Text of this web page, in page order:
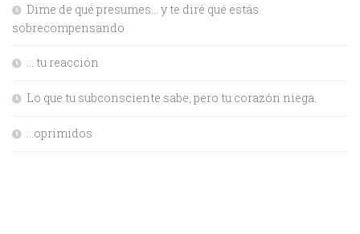
Dime de qué presumes… y te diré qué estás
sobrecompensando
… tu reacción
Lo que tu subconsciente sabe, pero tu corazón niega.
…oprimidos